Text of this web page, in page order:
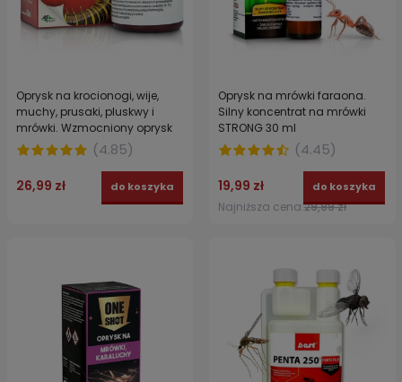
Oprysk na krocionogi, wije,
muchy, prusaki, pluskwy i
mrówki. Wzmocniony oprysk
owadobójczy ALFASEKT PLUS
50 ml
(4.85)
26,99 zł do koszyka
Oprysk na mrówki faraona.
Silny koncentrat na mrówki
STRONG 30 ml
(4.45)
19,99 zł
Najniższa cena:29,99 zł
do koszyka